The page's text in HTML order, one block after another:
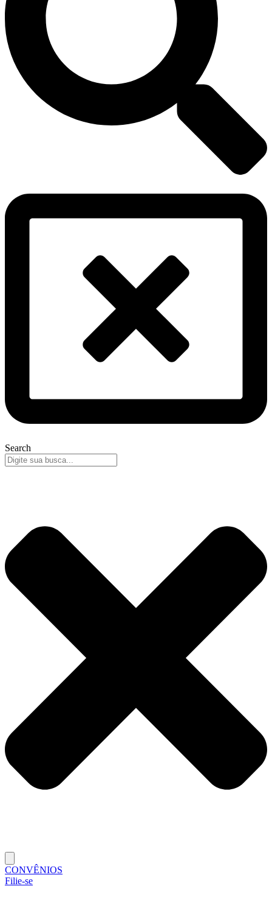
Search
CONVÊNIOS
Filie-se